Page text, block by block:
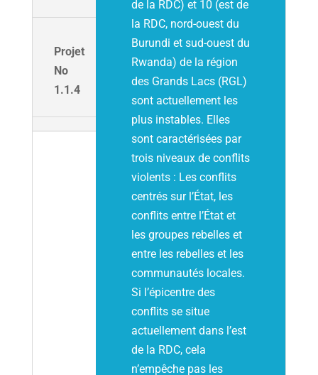
Projet
No
1.1.4
de la RDC) et 10 (est de
la RDC, nord-ouest du
Burundi et sud-ouest du
Rwanda) de la région
des Grands Lacs (RGL)
sont actuellement les
plus instables. Elles
sont caractérisées par
trois niveaux de conflits
violents : Les conflits
centrés sur l’État, les
conflits entre l’État et
les groupes rebelles et
entre les rebelles et les
communautés locales.
Si l’épicentre des
conflits se situe
actuellement dans l’est
de la RDC, cela
n’empêche pas les